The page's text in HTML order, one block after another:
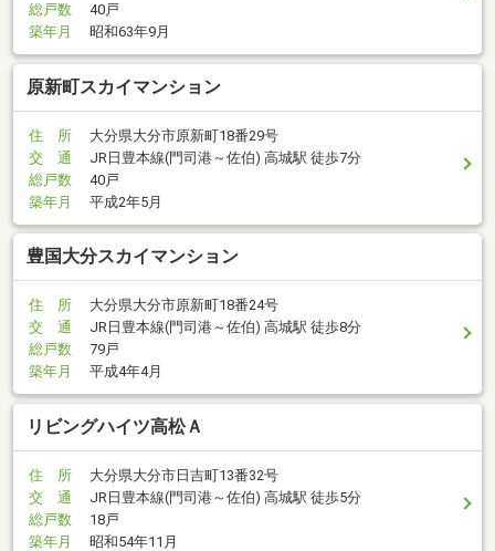
総戸数
40戸
築年月
昭和63年9月
原新町スカイマンション
住 所
大分県大分市原新町18番29号
交 通
JR日豊本線(門司港～佐伯) 高城駅 徒歩7分
総戸数
40戸
築年月
平成2年5月
豊国大分スカイマンション
住 所
大分県大分市原新町18番24号
交 通
JR日豊本線(門司港～佐伯) 高城駅 徒歩8分
総戸数
79戸
築年月
平成4年4月
リビングハイツ高松Ａ
住 所
大分県大分市日吉町13番32号
交 通
JR日豊本線(門司港～佐伯) 高城駅 徒歩5分
総戸数
18戸
築年月
昭和54年11月